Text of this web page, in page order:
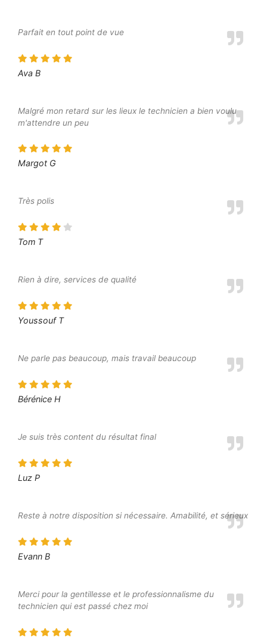
Parfait en tout point de vue
Ava B
Malgré mon retard sur les lieux le technicien a bien voulu
m'attendre un peu
Margot G
Très polis
Tom T
Rien à dire, services de qualité
Youssouf T
Ne parle pas beaucoup, mais travail beaucoup
Bérénice H
Je suis très content du résultat final
Luz P
Reste à notre disposition si nécessaire. Amabilité, et sérieux
Evann B
Merci pour la gentillesse et le professionnalisme du
technicien qui est passé chez moi